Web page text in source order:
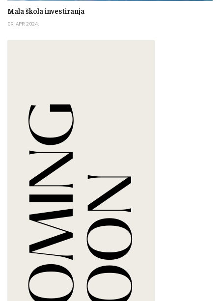
Mala škola investiranja
09. APR 2024.